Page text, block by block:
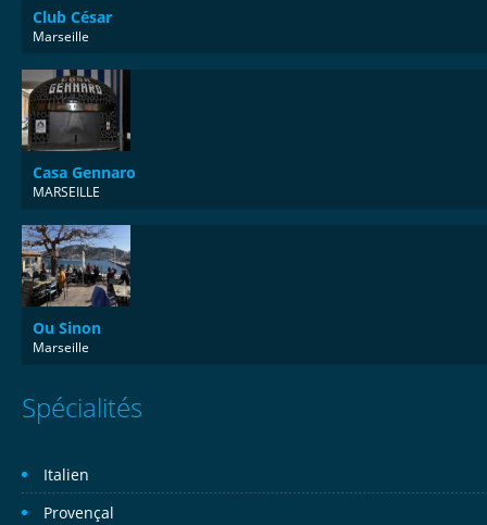
Club César
Marseille
Casa Gennaro
MARSEILLE
Ou Sinon
Marseille
Spécialités
Italien
Provençal